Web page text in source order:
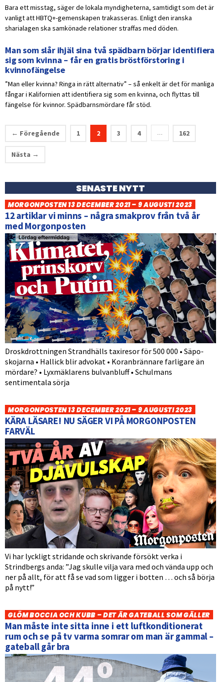
Bara ett misstag, säger de lokala myndigheterna, samtidigt som det är
vanligt att HBTQ+-gemenskapen trakasseras. Enligt den iranska
sharialagen ska samkönade relationer straffas med döden.
Man som slår ihjäl sina två spädbarn börjar identifiera
sig som kvinna – får en gratis bröstförstoring i
kvinnofängelse
”Man eller kvinna? Ringa in rätt alternativ” – så enkelt är det för manliga
fångar i Kalifornien att identifiera sig som en kvinna, och flyttas till
fängelse för kvinnor. Spädbarnsmördare får stöd.
← Föregående 1 2 3 4 … 162
Nästa →
SENASTE NYTT
MORGONPOSTEN 13 DECEMBER 2021 – 9 AUGUSTI 2023
12 artiklar vi minns – några smakprov från två år
med Morgonposten
Droskdrottningen Strandhälls taxiresor för 500 000 • Säpo-
skojarna • Hallick blir advokat • Koranbrännare farligare än
mördare? • Lyxmäklarens bulvanbluff • Schulmans
sentimentala sörja
MORGONPOSTEN 13 DECEMBER 2021 – 9 AUGUSTI 2023
KÄRA LÄSARE! NU SÄGER VI PÅ MORGONPOSTEN
FARVÄL
Vi har lyckligt stridande och skrivande försökt verka i
Strindbergs anda: ”Jag skulle vilja vara med och vända upp och
ner på allt, för att få se vad som ligger i botten … och så börja
på nytt!”
GLÖM BOCCIA OCH KUBB – DET ÄR GATEBALL SOM GÄLLER
Man måste inte sitta inne i ett luftkonditionerat
rum och se på tv varma somrar om man är gammal –
gateball går bra